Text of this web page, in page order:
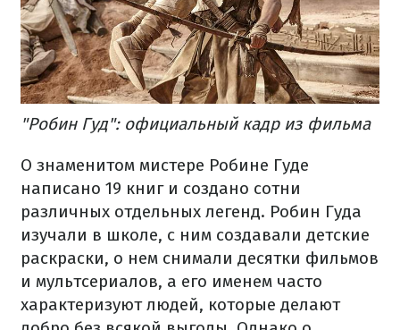
"Робин Гуд": официальный кадр из фильма
О знаменитом мистере Робине Гуде
написано 19 книг и создано сотни
различных отдельных легенд. Робин Гуда
изучали в школе, с ним создавали детские
раскраски, о нем снимали десятки фильмов
и мультсериалов, а его именем часто
характеризуют людей, которые делают